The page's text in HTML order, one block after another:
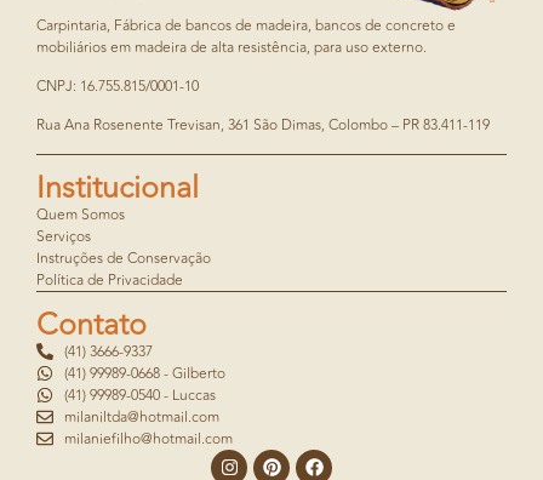
Carpintaria, Fábrica de bancos de madeira, bancos de concreto e
mobiliários em madeira de alta resistência, para uso externo.
CNPJ: 16.755.815/0001-10
Rua Ana Rosenente Trevisan, 361 São Dimas, Colombo – PR 83.411-119
Institucional
Quem Somos
Serviços
Instruções de Conservação
Política de Privacidade
Contato
(41) 3666-9337
(41) 99989-0668 - Gilberto
(41) 99989-0540 - Luccas
milaniltda@hotmail.com
milaniefilho@hotmail.com